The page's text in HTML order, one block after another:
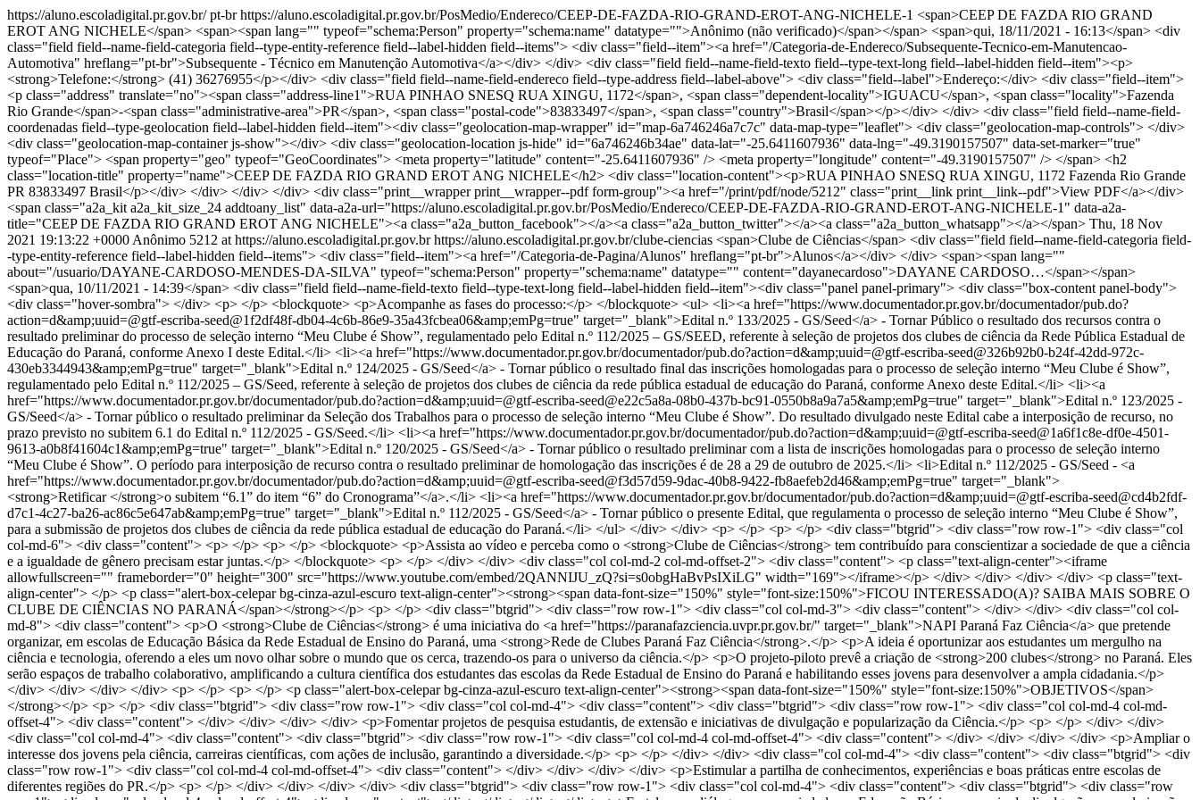
https://aluno.escoladigital.pr.gov.br/pt-br https://aluno.escoladigital.pr.gov.br/PosMedio/Endereco/CEEP-DE-FAZDA-RIO-GRAND-EROT-ANG-NICHELE-1 <span>CEEP DE FAZDA RIO GRAND
EROT ANG NICHELE</span> <span><span lang="" typeof="schema:Person" property="schema:name" datatype="">Anônimo (não verificado)</span></span> <span>qui, 18/11/2021 - 16:13</span> <div
class="field field--name-field-categoria field--type-entity-reference field--label-hidden field--items"> <div class="field--item"><a href="/Categoria-de-Endereco/Subsequente-Tecnico-em-Manutencao-
Automotiva" hreflang="pt-br">Subsequente - Técnico em Manutenção Automotiva</a></div> </div> <div class="field field--name-field-texto field--type-text-long field--label-hidden field--item"><p>
<strong>Telefone:</strong> (41) 36276955</p></div> <div class="field field--name-field-endereco field--type-address field--label-above"> <div class="field--label">Endereço:</div> <div class="field--item">
<p class="address" translate="no"><span class="address-line1">RUA PINHAO SNESQ RUA XINGU, 1172</span>, <span class="dependent-locality">IGUACU</span>, <span class="locality">Fazenda
Rio Grande</span>-<span class="administrative-area">PR</span>, <span class="postal-code">83833497</span>, <span class="country">Brasil</span></p></div> </div> <div class="field field--name-field-
coordenadas field--type-geolocation field--label-hidden field--item"><div class="geolocation-map-wrapper" id="map-6a746246a7c7c" data-map-type="leaflet"> <div class="geolocation-map-controls"> </div>
<div class="geolocation-map-container js-show"></div> <div class="geolocation-location js-hide" id="6a746246b34ae" data-lat="-25.6411607936" data-lng="-49.3190157507" data-set-marker="true"
typeof="Place"> <span property="geo" typeof="GeoCoordinates"> <meta property="latitude" content="-25.6411607936" /> <meta property="longitude" content="-49.3190157507" /> </span> <h2
class="location-title" property="name">CEEP DE FAZDA RIO GRAND EROT ANG NICHELE</h2> <div class="location-content"><p>RUA PINHAO SNESQ RUA XINGU, 1172 Fazenda Rio Grande
PR 83833497 Brasil</p></div> </div> </div> </div> <div class="print__wrapper print__wrapper--pdf form-group"><a href="/print/pdf/node/5212" class="print__link print__link--pdf">View PDF</a></div>
<span class="a2a_kit a2a_kit_size_24 addtoany_list" data-a2a-url="https://aluno.escoladigital.pr.gov.br/PosMedio/Endereco/CEEP-DE-FAZDA-RIO-GRAND-EROT-ANG-NICHELE-1" data-a2a-
title="CEEP DE FAZDA RIO GRAND EROT ANG NICHELE"><a class="a2a_button_facebook"></a><a class="a2a_button_twitter"></a><a class="a2a_button_whatsapp"></a></span> Thu, 18 Nov
2021 19:13:22 +0000 Anônimo 5212 at https://aluno.escoladigital.pr.gov.br https://aluno.escoladigital.pr.gov.br/clube-ciencias <span>Clube de Ciências</span> <div class="field field--name-field-categoria field--type-entity-reference field--label-hidden field--items"> <div class="field--item"><a href="/Categoria-de-Pagina/Alunos" hreflang="pt-br">Alunos</a></div> </div> <span><span lang="" about="/usuario/DAYANE-CARDOSO-MENDES-DA-SILVA" typeof="schema:Person" property="schema:name" datatype="" content="dayanecardoso">DAYANE CARDOSO…</span></span> <span>qua, 10/11/2021 - 14:39</span> <div class="field field--name-field-texto field--type-text-long field--label-hidden field--item"><div class="panel panel-primary"> <div class="box-content panel-body"> <div class="hover-sombra"> </div> <p> </p> <blockquote> <p>Acompanhe as fases do processo:</p> </blockquote> <ul> <li><a href="https://www.documentador.pr.gov.br/documentador/pub.do?action=d&amp;uuid=@gtf-escriba-seed@1f2df48f-db04-4c6b-86e9-35a43fcbea06&amp;emPg=true" target="_blank">Edital n.º 133/2025 - GS/Seed</a> - Tornar Público o resultado dos recursos contra o resultado preliminar do processo de seleção interno “Meu Clube é Show”, regulamentado pelo Edital n.º 112/2025 – GS/SEED, referente à seleção de projetos dos clubes de ciência da Rede Pública Estadual de Educação do Paraná, conforme Anexo I deste Edital.</li> <li><a href="https://www.documentador.pr.gov.br/documentador/pub.do?action=d&amp;uuid=@gtf-escriba-seed@326b92b0-b24f-42dd-972c-430eb3344943&amp;emPg=true" target="_blank">Edital n.º 124/2025 - GS/Seed</a> - Tornar público o resultado final das inscrições homologadas para o processo de seleção interno “Meu Clube é Show”, regulamentado pelo Edital n.º 112/2025 – GS/Seed, referente à seleção de projetos dos clubes de ciência da rede pública estadual de educação do Paraná, conforme Anexo deste Edital.</li> <li><a href="https://www.documentador.pr.gov.br/documentador/pub.do?action=d&amp;uuid=@gtf-escriba-seed@e22c5a8a-08b0-437b-bc91-0550b8a9a7a5&amp;emPg=true" target="_blank">Edital n.º 123/2025 - GS/Seed</a> - Tornar público o resultado preliminar da Seleção dos Trabalhos para o processo de seleção interno “Meu Clube é Show”. Do resultado divulgado neste Edital cabe a interposição de recurso, no prazo previsto no subitem 6.1 do Edital n.º 112/2025 - GS/Seed.</li> <li><a href="https://www.documentador.pr.gov.br/documentador/pub.do?action=d&amp;uuid=@gtf-escriba-seed@1a6f1c8e-df0e-4501-9613-a0b8f41604c1&amp;emPg=true" target="_blank">Edital n.º 120/2025 - GS/Seed</a> - Tornar público o resultado preliminar com a lista de inscrições homologadas para o processo de seleção interno “Meu Clube é Show”. O período para interposição de recurso contra o resultado preliminar de homologação das inscrições é de 28 a 29 de outubro de 2025.</li> <li>Edital n.º 112/2025 - GS/Seed - <a href="https://www.documentador.pr.gov.br/documentador/pub.do?action=d&amp;uuid=@gtf-escriba-seed@f3d57d59-9dac-40b8-9422-fb8aefeb2d46&amp;emPg=true" target="_blank"><strong>Retificar </strong>o subitem “6.1” do item “6” do Cronograma”</a>.</li> <li><a href="https://www.documentador.pr.gov.br/documentador/pub.do?action=d&amp;uuid=@gtf-escriba-seed@cd4b2fdf-d7c1-4c27-ba26-ac86c5e647ab&amp;emPg=true" target="_blank">Edital n.º 112/2025 - GS/Seed</a> - Tornar público o presente Edital, que regulamenta o processo de seleção interno “Meu Clube é Show”, para a submissão de projetos dos clubes de ciência da rede pública estadual de educação do Paraná.</li> </ul> </div> </div> <p> </p> <p> </p> <div class="btgrid"> <div class="row row-1"> <div class="col col-md-6"> <div class="content"> <p> </p> <p> </p> <blockquote> <p>Assista ao vídeo e perceba como o <strong>Clube de Ciências</strong> tem contribuído para conscientizar a sociedade de que a ciência e a igualdade de gênero precisam estar juntas.</p> </blockquote> <p> </p> </div> </div> <div class="col col-md-2 col-md-offset-2"> <div class="content"> <p class="text-align-center"><iframe allowfullscreen="" frameborder="0" height="300" src="https://www.youtube.com/embed/2QANNIJU_zQ?si=s0obgHaBvPsIXiLG" width="169"></iframe></p> </div> </div> </div> </div> <p class="text-align-center"> </p> <p class="alert-box-celepar bg-cinza-azul-escuro text-align-center"><strong><span data-font-size="150%" style="font-size:150%">FICOU INTERESSADO(A)? SAIBA MAIS SOBRE O CLUBE DE CIÊNCIAS NO PARANÁ</span></strong></p> <p> </p> <div class="btgrid"> <div class="row row-1"> <div class="col col-md-3"> <div class="content"> </div> </div> <div class="col col-md-8"> <div class="content"> <p>O <strong>Clube de Ciências</strong> é uma iniciativa do <a href="https://paranafazciencia.uvpr.pr.gov.br/" target="_blank">NAPI Paraná Faz Ciência</a> que pretende organizar, em escolas de Educação Básica da Rede Estadual de Ensino do Paraná, uma <strong>Rede de Clubes Paraná Faz Ciência</strong>.</p> <p>A ideia é oportunizar aos estudantes um mergulho na ciência e tecnologia, oferendo a eles um novo olhar sobre o mundo que os cerca, trazendo-os para o universo da ciência.</p> <p>O projeto-piloto prevê a criação de <strong>200 clubes</strong> no Paraná. Eles serão espaços de trabalho colaborativo, amplificando a cultura científica dos estudantes das escolas da Rede Estadual de Ensino do Paraná e habilitando esses jovens para desenvolver a ampla cidadania.</p> </div> </div> </div> </div> <p> </p> <p> </p> <p class="alert-box-celepar bg-cinza-azul-escuro text-align-center"><strong><span data-font-size="150%" style="font-size:150%">OBJETIVOS</span></strong></p> <p> </p> <div class="btgrid"> <div class="row row-1"> <div class="col col-md-4"> <div class="content"> <div class="btgrid"> <div class="row row-1"> <div class="col col-md-4 col-md-offset-4"> <div class="content"> </div> </div> </div> </div> <p>Fomentar projetos de pesquisa estudantis, de extensão e iniciativas de divulgação e popularização da Ciência.</p> <p> </p> </div> </div> <div class="col col-md-4"> <div class="content"> <div class="btgrid"> <div class="row row-1"> <div class="col col-md-4 col-md-offset-4"> <div class="content"> </div> </div> </div> </div> <p>Ampliar o interesse dos jovens pela ciência, carreiras científicas, com ações de inclusão, garantindo a diversidade.</p> <p> </p> </div> </div> <div class="col col-md-4"> <div class="content"> <div class="btgrid"> <div class="row row-1"> <div class="col col-md-4 col-md-offset-4"> <div class="content"> </div> </div> </div> </div> <p>Estimular a partilha de conhecimentos, experiências e boas práticas entre escolas de diferentes regiões do PR.</p> <p> </p> </div> </div> </div> </div> <div class="btgrid"> <div class="row row-1"> <div class="col col-md-4"> <div class="content"> <div class="btgrid"> <div class="row row-1"> <div class="col col-md-4 col-md-offset-4"> <div class="content"> </div> </div> </div> </div> <p>Fortalecer o diálogo com a sociedade e a Educação Básica por meio da divulgação e popularização da ciência.</p> <p> </p> </div> </div> <div class="col col-md-4"> <div class="content"> <div class="btgrid"> <div class="row row-1"> <div class="col col-md-4 col-md-offset-4"> <div class="content"> </div> </div> </div> </div> <p>Proporcionar ambientes de aprendizagem que estimulem o entusiasmo pela ciência e pela aprendizagem.</p> <p> </p> </div> </div> <div class="col col-md-4"> <div class="content"> <div class="btgrid"> <div class="row row-1"> <div class="col col-md-4 col-md-offset-4"> <div class="content"> </div> </div> </div> </div> <p>Oportunizar o envolvimento dos clubistas em Feiras de Ciências regionais, estaduais e até nacionais.</p> <p> </p> </div> </div> </div> </div> <div class="btgrid"> <div class="row row-1"> <div class="col col-md-4"> <div class="content"> <div class="btgrid"> <div class="row row-1"> <div class="col col-md-4 col-md-offset-4"> <div class="content"> </div> </div> </div> </div> <p>Contribuir para reestruturação das estratégias de ensino usadas pelos professores</p> <p class="text-align-center"> </p> </div> </div> <div class="col col-md-4"> <div class="content"> <div class="btgrid"> <div class="row row-1"> <div class="col col-md-4 col-md-offset-4"> <div class="content"> </div> </div> </div> </div> <p>Fomentar a abertura da Escola à comunidade local.</p> <p class="text-align-center"> </p> </div> </div> <div class="col col-md-4"> <div class="content"> <div class="btgrid"> <div class="row row-1"> <div class="col col-md-4 col-md-offset-4"> <div class="content"> </div> </div> </div> </div> <p>Promover a articulação entre o ensino formal e não formal</p> </div> </div> </div> </div> <p> </p> <p class="alert-box-celepar bg-cinza-azul-escuro text-align-center"><strong><span data-font-size="150%" style="font-size:150%">CLUBE DE CIÊNCIAS EM NÚMEROS</span></strong></p> <p> </p> <p> </p> <div class="btgrid"> <div class="row row-1"> <div class="col col-md-4"> <div class="content"> <h4 class="text-align-center"><span data-color="#0072BB" style="color:#0072bb"><span class="count">200</span> clubes</span></h4> <p class="text-align-center">distribuídos nos 32 NREs</p> <p class="text-align-center"> </p> </div> </div> <div class="col col-md-4"> <div class="content"> <h4 class="text-align-center"><span data-color="#0072BB" style="color:#0072bb">R$ <span class="count">23</span>.<span class="count">5</span>mi </span></h4> <p class="text-align-center">em investimentos</p> <p class="text-align-center"> </p> </div> </div> <div class="col col-md-4"> <div class="content"> <h4 class="text-align-center"><span data-color="#0072BB" style="color:#0072bb"><span class="count">6 </span> mil </span></h4> <p class="text-align-center">estudantes</p> <p class="text-align-center"> </p> </div> </div> </div> </div> <div class="btgrid"> <div class="row row-1"> <div class="col col-md-4"> <div class="content"> <h4 class="text-align-center"><span data-color="#0072BB" style="color:#0072bb"><span class="count">25</span> mil </span></h4> <p class="text-align-center">paranaenses como público<